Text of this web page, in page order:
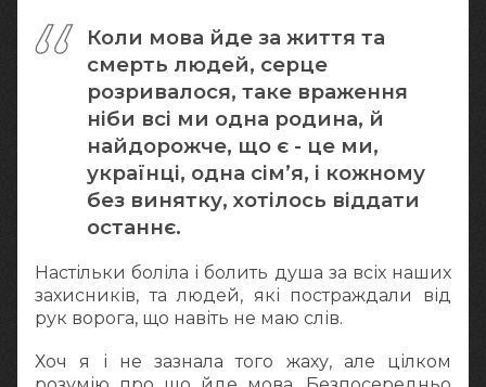
Коли мова йде за життя та
смерть людей, серце
розривалося, таке враження
ніби всі ми одна родина, й
найдорожче, що є - це ми,
українці, одна сім’я, і кожному
без винятку, хотілось віддати
останнє.
Настільки боліла і болить душа за всіх наших
захисників, та людей, які постраждали від
рук ворога, що навіть не маю слів.
Хоч я і не зазнала того жаху, але цілком